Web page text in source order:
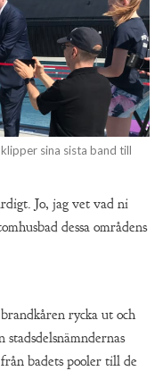
sina sista band till
Jo, jag vet vad ni
dessa områdens
rycka ut och
badets pooler till de